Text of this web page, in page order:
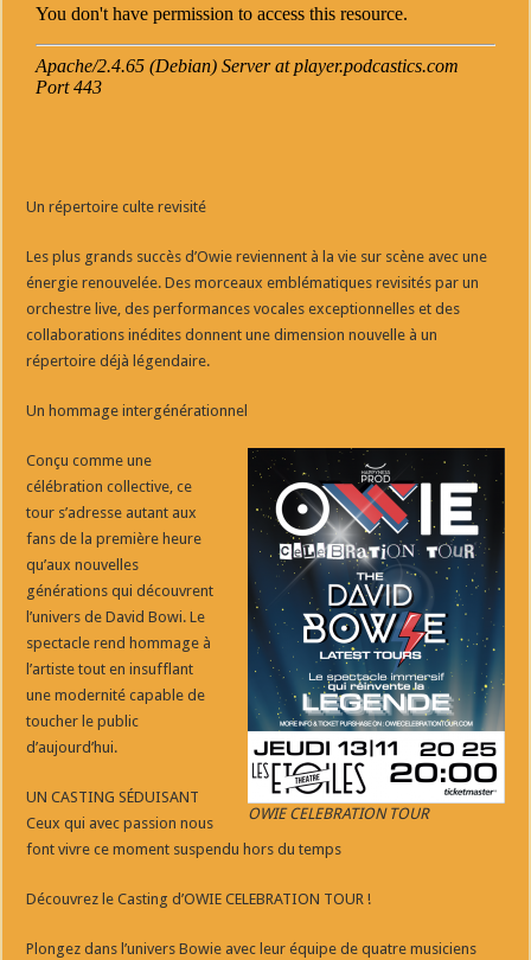
Un répertoire culte revisité
Les plus grands succès d’Owie reviennent à la vie sur scène avec une
énergie renouvelée. Des morceaux emblématiques revisités par un
orchestre live, des performances vocales exceptionnelles et des
collaborations inédites donnent une dimension nouvelle à un
répertoire déjà légendaire.
Un hommage intergénérationnel
OWIE CELEBRATION TOUR
Conçu comme une
célébration collective, ce
tour s’adresse autant aux
fans de la première heure
qu’aux nouvelles
générations qui découvrent
l’univers de David Bowi. Le
spectacle rend hommage à
l’artiste tout en insufflant
une modernité capable de
toucher le public
d’aujourd’hui.
UN CASTING SÉDUISANT
Ceux qui avec passion nous
font vivre ce moment suspendu hors du temps
Découvrez le Casting d’OWIE CELEBRATION TOUR !
Plongez dans l’univers Bowie avec leur équipe de quatre musiciens